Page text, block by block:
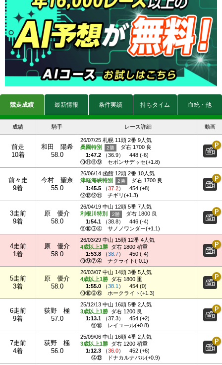
競走成績 最新情報 条件実績 持ちタイム 血統・他
成績 騎手 レース詳細 動画
前走
10着
和田 陽希
58.0
26/07/25 札幌 11頭 2番 9人気
桑園特別
ダ右 1700 良
1:47.2 （36.9）
448 (-6)
⑩⑪⑪⑨
セボンサデッセ(+1.8)
前々走
9着
今村 聖奈
55.0
26/06/14 函館 12頭 2番 10人気
津軽海峡特別
ダ右 1700 良
1:45.5 （37.2）
454 (+8)
⑫⑫⑫⑪
チギリ(+1.3)
3走前
9着
原 優介
58.0
26/04/19 中山 12頭 5番 7人気
利根川特別
ダ右 1800 良
1:54.1 （38.8）
446 (-4)
⑪⑩③④
サノノワンダー(+1.1)
4走前
1着
原 優介
58.0
26/03/29 中山 15頭 12番 4人気
4歳以上1勝 ダ右 1800 稍重
1:53.8 （38.7）
450 (-4)
⑩⑨⑦④
ナクライト(-0.1)
5走前
3着
原 優介
58.0
26/03/07 中山 14頭 3番 5人気
4歳以上1勝 ダ右 1800 重
1:55.0 （38.1 ）
454 (0)
⑩⑩⑨⑥
ホークライト(+1.3)
6走前
9着
荻野 極
57.0
25/12/13 中山 16頭 5番 2人気
3歳以上1勝 ダ右 1200 良
1:13.1 （37.3）
454 (+2)
⑪⑩
レイユール(+0.8)
7走前
4着
荻野 極
56.0
25/09/06 中山 16頭 4番 2人気
3歳以上1勝 ダ右 1200 稍重
1:12.3 （36.0）
452 (+6)
⑭⑬
ドナカルナバル(+0.9)